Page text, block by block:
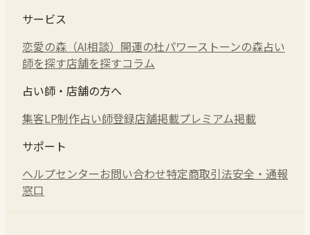
サービス
恋愛の森（AI相談） 開運の杜パワーストーンの森占い
師を探す店舗を探すコラム
占い師・店舗の方へ
集客LP制作占い師登録店舗掲載プレミアム掲載
サポート
ヘルプセンターお問い合わせ特定商取引法安全・通報
窓口